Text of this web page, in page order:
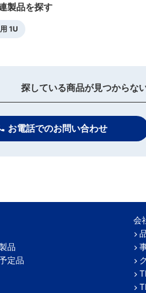
製品を探す
1U
探している商品が見つからな
お電話でのお問い合わせ
品
定品
会